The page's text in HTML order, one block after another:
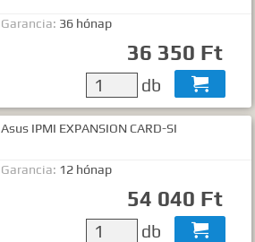
Garancia: 36 hónap
36 350 Ft
db 
Asus IPMI EXPANSION CARD-SI
Garancia: 12 hónap
54 040 Ft
db 